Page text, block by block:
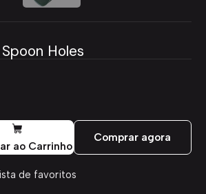
Holes
ao Carrinho
Comprar agora
de favoritos